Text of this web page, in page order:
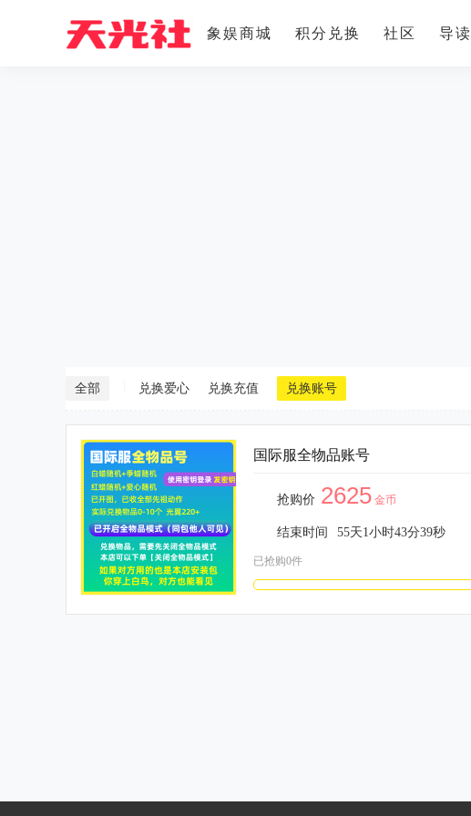
象娱商城 积分兑换 社区 导读
全部 兑换爱心 兑换充值 兑换账号
国际服全物品账号
抢购价 2625 金币
结束时间 55天1 小时43分39秒
已抢购0件